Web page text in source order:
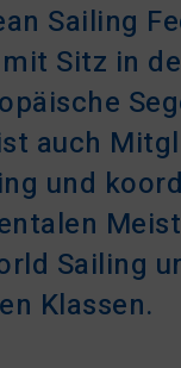
Sailing
mit Sitz in
ist auch
und
Sailing
Klassen.